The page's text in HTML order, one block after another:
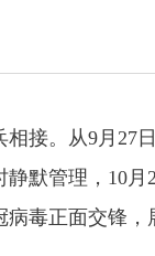
接。从9月27
默管理，10月
毒正面交锋，